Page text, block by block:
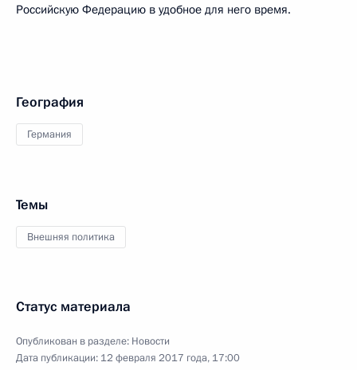
Российскую Федерацию в удобное для него время.
География
Германия
Темы
Внешняя политика
Статус материала
Опубликован в разделе: Новости
Дата публикации: 12 февраля 2017 года, 17:00